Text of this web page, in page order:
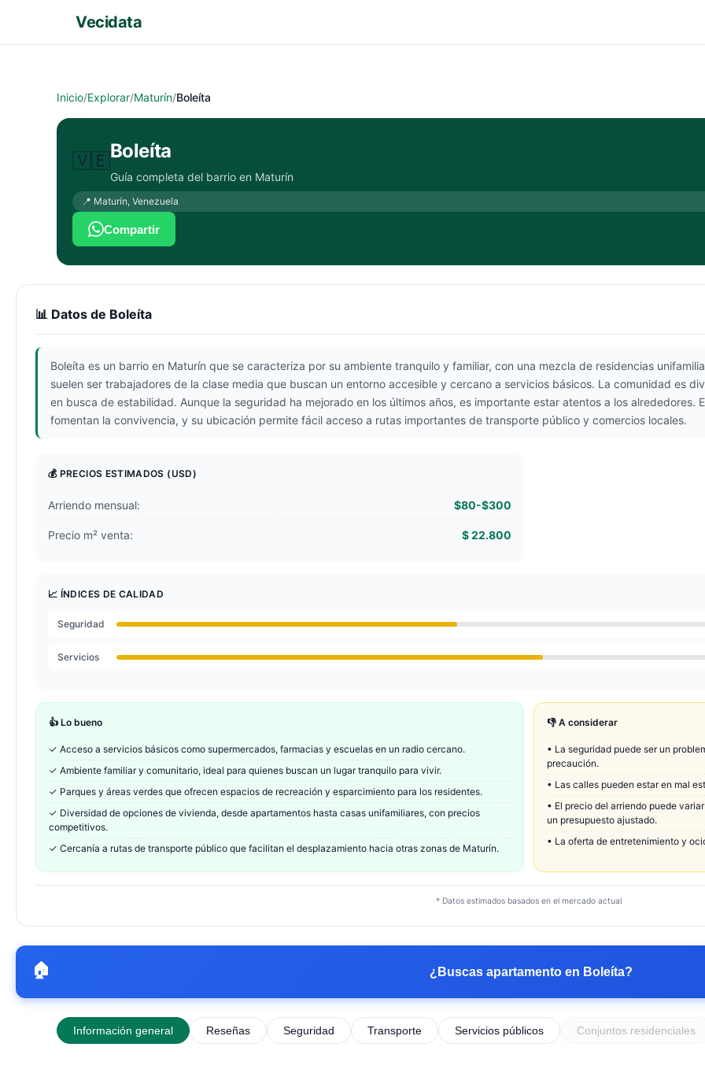
Vecidata
Inicio/Explorar/Maturín/Boleíta
🇻🇪Boleíta
Guía completa del barrio en Maturín
📍 Maturín, Venezuela
Compartir
📊 Datos de Boleíta
Boleíta es un barrio en Maturín que se caracteriza por su ambiente tranquilo y familiar, con una mezcla de residencias
suelen ser trabajadores de la clase media que buscan un entorno accesible y cercano a servicios básicos. La comunidad es
en busca de estabilidad. Aunque la seguridad ha mejorado en los últimos años, es importante estar atentos a los
fomentan la convivencia, y su ubicación permite fácil acceso a rutas importantes de transporte público y comercios locales.
💰 PRECIOS ESTIMADOS (USD)
Arriendo mensual: $80-$300
Precio m² venta: $ 22.800
📈 ÍNDICES DE CALIDAD
Seguridad
Servicios
👍 Lo bueno
✓ Acceso a servicios básicos como supermercados, farmacias y escuelas en un radio cercano.
✓ Ambiente familiar y comunitario, ideal para quienes buscan un lugar tranquilo para vivir.
✓ Parques y áreas verdes que ofrecen espacios de recreación y esparcimiento para los residentes.
✓ Diversidad de opciones de vivienda, desde apartamentos hasta casas unifamiliares, con precios
competitivos.
✓ Cercanía a rutas de transporte público que facilitan el desplazamiento hacia otras zonas de Maturín.
👎 A considerar
• La seguridad puede ser un
precaución.
• Las calles pueden estar en mal
• El precio del arriendo puede
un presupuesto ajustado.
• La oferta de entretenimiento y
* Datos estimados basados en el mercado actual
🏠 ¿Buscas apartamento en Boleíta?
Información general Reseñas Seguridad Transporte Servicios públicos Conjuntos residenciales